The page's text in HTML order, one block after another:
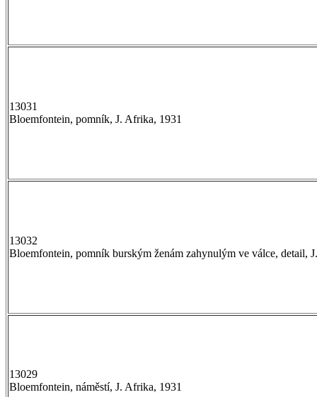
13031
Bloemfontein, pomník, J. Afrika, 1931
13032
Bloemfontein, pomník burským ženám zahynulým ve válce, detail,
13029
Bloemfontein, náměstí, J. Afrika, 1931